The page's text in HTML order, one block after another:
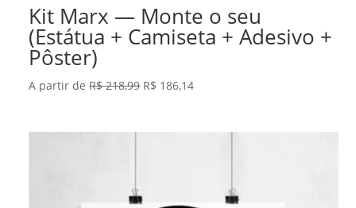
Kit Marx — Monte o seu
(Estátua + Camiseta + Adesivo +
Pôster)
A partir deR$218,99 O
R$ 186,14O